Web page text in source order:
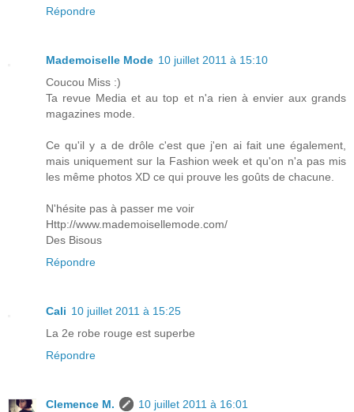
Répondre
Mademoiselle Mode 10 juillet 2011 à 15:10
Coucou Miss :)
Ta revue Media et au top et n'a rien à envier aux grands
magazines mode.
Ce qu'il y a de drôle c'est que j'en ai fait une également,
mais uniquement sur la Fashion week et qu'on n'a pas mis
les même photos XD ce qui prouve les goûts de chacune.
N'hésite pas à passer me voir
Http://www.mademoisellemode.com/
Des Bisous
Répondre
Cali 10 juillet 2011 à 15:25
La 2e robe rouge est superbe
Répondre
Clemence M.
10 juillet 2011 à 16:01